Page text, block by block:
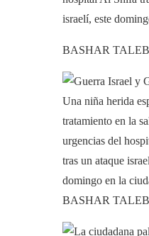
israelí, este
BASHAR
Una niña herida
tratamiento en la
urgencias del
tras un ataque
domingo en la
BASHAR